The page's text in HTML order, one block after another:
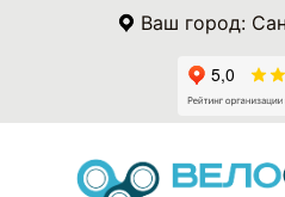
Ваш город: